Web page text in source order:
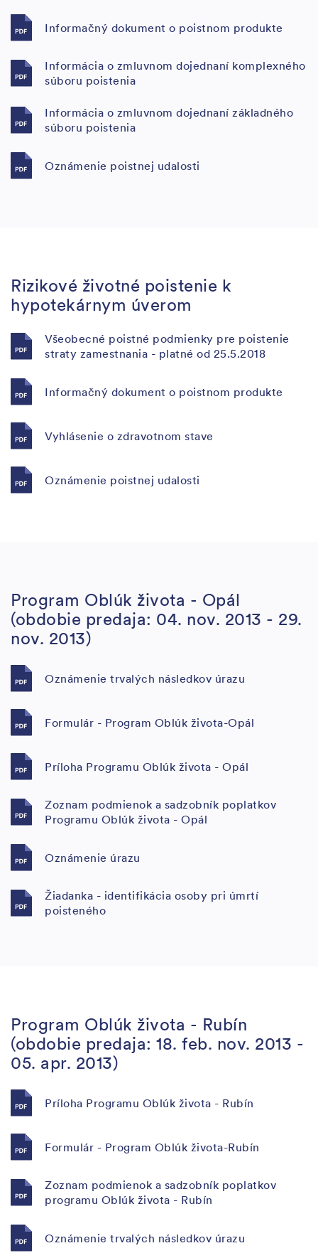
Informačný dokument o poistnom produkte
Informácia o zmluvnom dojednaní komplexného
súboru poistenia
Informácia o zmluvnom dojednaní základného
súboru poistenia
Oznámenie poistnej udalosti
Rizikové životné poistenie k
hypotekárnym úverom
Všeobecné poistné podmienky pre poistenie
straty zamestnania - platné od 25.5.2018
Informačný dokument o poistnom produkte
Vyhlásenie o zdravotnom stave
Oznámenie poistnej udalosti
Program Oblúk života - Opál
(obdobie predaja: 04. nov. 2013 - 29.
nov. 2013)
Oznámenie trvalých následkov úrazu
Formulár - Program Oblúk života-Opál
Príloha Programu Oblúk života - Opál
Zoznam podmienok a sadzobník poplatkov
Programu Oblúk života - Opál
Oznámenie úrazu
Žiadanka - identifikácia osoby pri úmrtí
poisteného
Program Oblúk života - Rubín
(obdobie predaja: 18. feb. nov. 2013 -
05. apr. 2013)
Príloha Programu Oblúk života - Rubín
Formulár - Program Oblúk života-Rubín
Zoznam podmienok a sadzobník poplatkov
programu Oblúk života - Rubín
Oznámenie trvalých následkov úrazu